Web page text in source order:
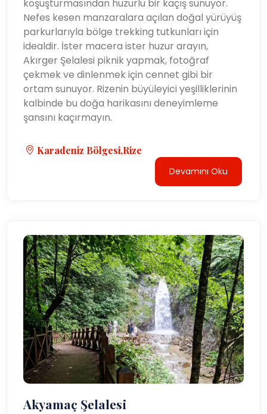
koşuşturmasından huzurlu bir kaçış sunuyor.
Nefes kesen manzaralara açılan doğal yürüyüş
parkurlarıyla bölge trekking tutkunları için
idealdir. İster macera ister huzur arayın,
Akırger Şelalesi piknik yapmak, fotoğraf
çekmek ve dinlenmek için cennet gibi bir
ortam sunuyor. Rizenin büyüleyici yeşilliklerinin
kalbinde bu doğa harikasını deneyimleme
şansını kaçırmayın.
Karadeniz Bölgesi,Rize
Devamını Oku
Akyamaç Şelalesi